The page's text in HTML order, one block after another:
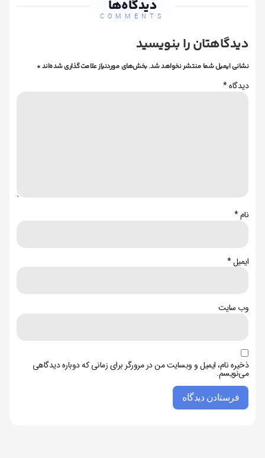
دیدگاه‌ها
COMMENTS
دیدگاهتان را بنویسید
نشانی ایمیل شما منتشر نخواهد شد.بخش‌های موردنیاز علامت‌گذاری شده‌اند*
دیدگاه*
نام*
ایمیل*
وب‌ سایت
ذخیره نام، ایمیل و وبسایت من در مرورگر برای زمانی که دوباره دیدگاهی
می‌نویسم.